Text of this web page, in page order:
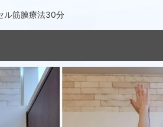
ル筋膜療法30分